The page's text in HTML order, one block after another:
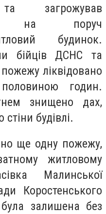
загрожував
на поруч
будинок.
бійців ДСНС та
ліквідовано
годин.
знищено дах,
будівлі.
ще одну пожежу,
житловому
Малинської
Коростенського
залишена без